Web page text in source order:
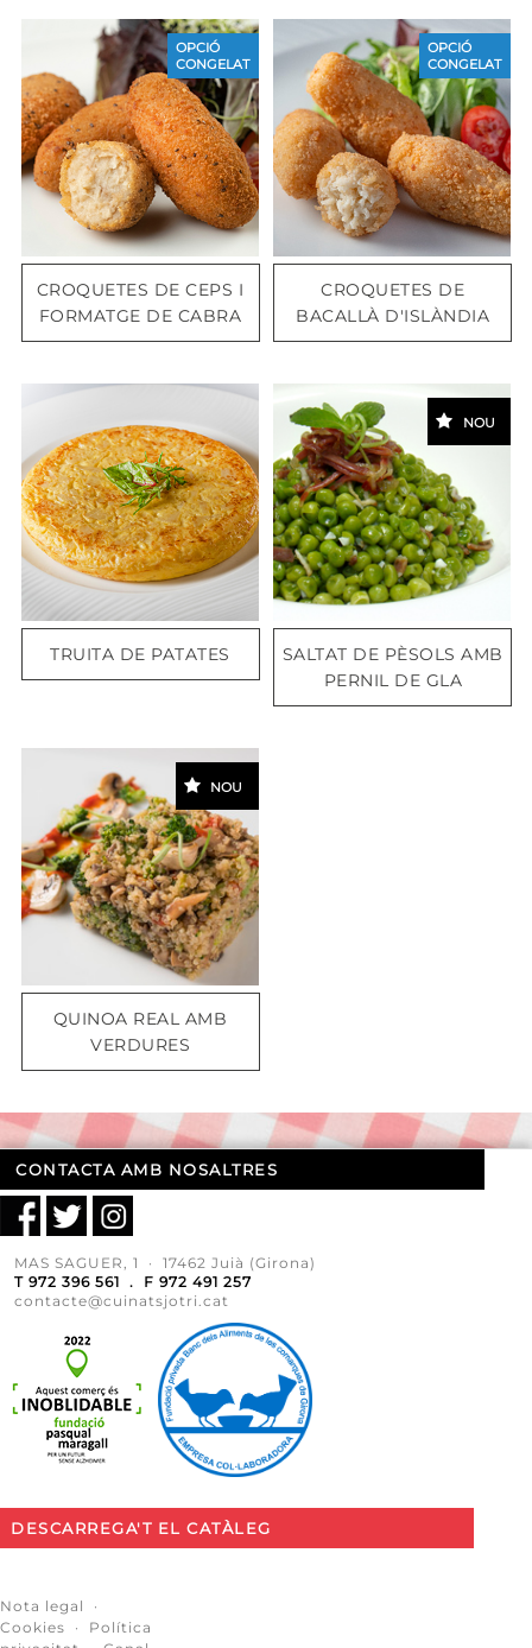
CROQUETES DE CEPS I
FORMATGE DE CABRA
OPCIÓ
CONGELAT
CROQUETES DE
BACALLÀ D'ISLÀNDIA
OPCIÓ
CONGELAT
TRUITA DE PATATES
SALTAT DE PÈSOLS AMB
PERNIL DE GLA
NOU
QUINOA REAL AMB
VERDURES
NOU
CONTACTA AMB NOSALTRES
MAS SAGUER, 1 · 17462 Juià (Girona)
T 972 396 561 . F 972 491 257
contacte@cuinatsjotri.cat
DESCARREGA'T EL CATÀLEG
Nota legal
·
Cookies · Política